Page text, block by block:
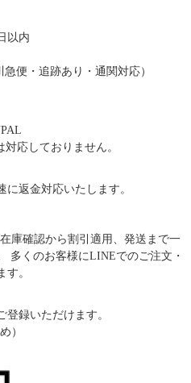
以内
急便・追跡あり・通関対応）
応しておりません。
返金対応いたします。
庫確認から割引適用、発送まで一
多くのお客様にLINEでのご注文・
。
登録いただけます。
）